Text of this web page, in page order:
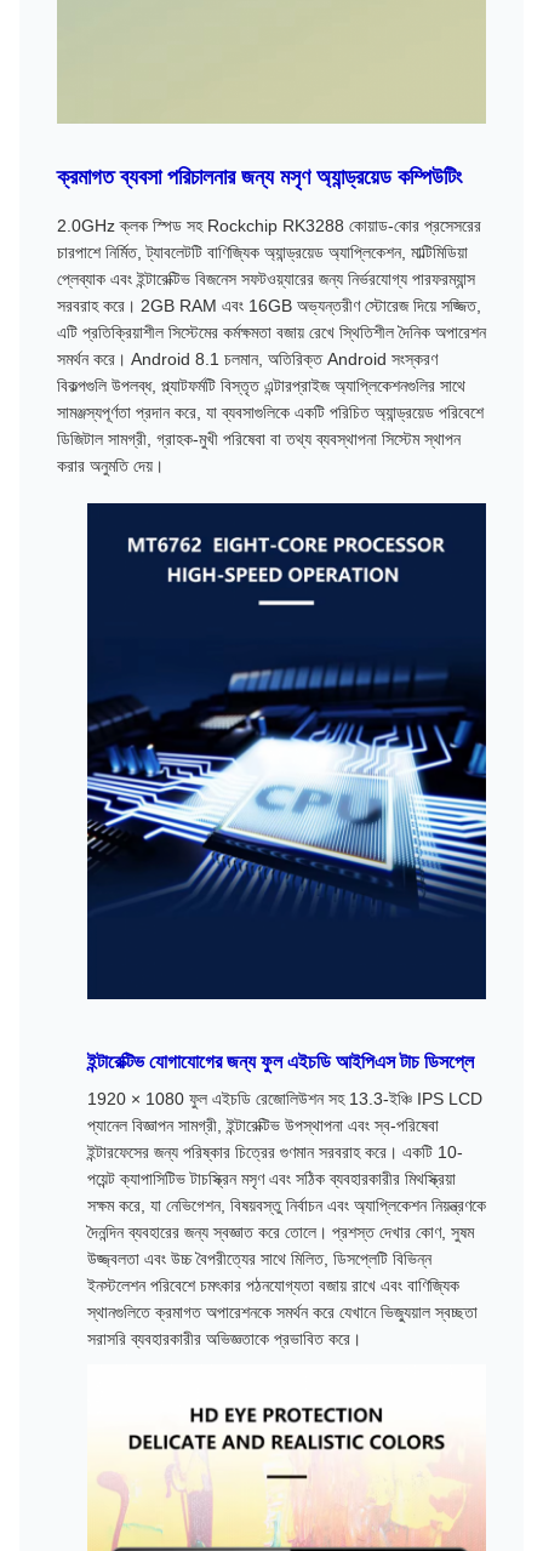
ক্রমাগত ব্যবসা পরিচালনার জন্য মসৃণ অ্যান্ড্রয়েড কম্পিউটিং
2.0GHz ক্লক স্পিড সহ Rockchip RK3288 কোয়াড-কোর প্রসেসরের
চারপাশে নির্মিত, ট্যাবলেটটি বাণিজ্যিক অ্যান্ড্রয়েড অ্যাপ্লিকেশন, মাল্টিমিডিয়া
প্লেব্যাক এবং ইন্টারেক্টিভ বিজনেস সফটওয়্যারের জন্য নির্ভরযোগ্য পারফরম্যান্স
সরবরাহ করে। 2GB RAM এবং 16GB অভ্যন্তরীণ স্টোরেজ দিয়ে সজ্জিত,
এটি প্রতিক্রিয়াশীল সিস্টেমের কর্মক্ষমতা বজায় রেখে স্থিতিশীল দৈনিক অপারেশন
সমর্থন করে। Android 8.1 চলমান, অতিরিক্ত Android সংস্করণ
বিকল্পগুলি উপলব্ধ, প্ল্যাটফর্মটি বিস্তৃত এন্টারপ্রাইজ অ্যাপ্লিকেশনগুলির সাথে
সামঞ্জস্যপূর্ণতা প্রদান করে, যা ব্যবসাগুলিকে একটি পরিচিত অ্যান্ড্রয়েড পরিবেশে
ডিজিটাল সামগ্রী, গ্রাহক-মুখী পরিষেবা বা তথ্য ব্যবস্থাপনা সিস্টেম স্থাপন
করার অনুমতি দেয়।
ইন্টারেক্টিভ যোগাযোগের জন্য ফুল এইচডি আইপিএস টাচ ডিসপ্লে
1920 × 1080 ফুল এইচডি রেজোলিউশন সহ 13.3-ইঞ্চি IPS LCD
প্যানেল বিজ্ঞাপন সামগ্রী, ইন্টারেক্টিভ উপস্থাপনা এবং স্ব-পরিষেবা
ইন্টারফেসের জন্য পরিষ্কার চিত্রের গুণমান সরবরাহ করে। একটি 10-
পয়েন্ট ক্যাপাসিটিভ টাচস্ক্রিন মসৃণ এবং সঠিক ব্যবহারকারীর মিথস্ক্রিয়া
সক্ষম করে, যা নেভিগেশন, বিষয়বস্তু নির্বাচন এবং অ্যাপ্লিকেশন নিয়ন্ত্রণকে
দৈনন্দিন ব্যবহারের জন্য স্বজ্ঞাত করে তোলে। প্রশস্ত দেখার কোণ, সুষম
উজ্জ্বলতা এবং উচ্চ বৈপরীত্যের সাথে মিলিত, ডিসপ্লেটি বিভিন্ন
ইনস্টলেশন পরিবেশে চমৎকার পঠনযোগ্যতা বজায় রাখে এবং বাণিজ্যিক
স্থানগুলিতে ক্রমাগত অপারেশনকে সমর্থন করে যেখানে ভিজ্যুয়াল স্বচ্ছতা
সরাসরি ব্যবহারকারীর অভিজ্ঞতাকে প্রভাবিত করে।